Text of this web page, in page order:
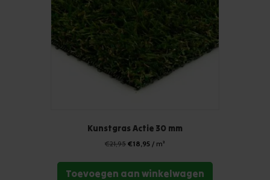
Kunstgras Actie 30 mm
€21,95 Oorspronkelijke
was:
€21,95.
€18,95Huidige
is:
€18,95.
/ m²
Toevoegen aan winkelwagen